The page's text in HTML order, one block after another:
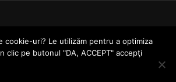
DE CONFIDENȚIALITATE
uri? Le utilizăm pentru a optimiza
pe butonul "DA, ACCEPT" accepţi